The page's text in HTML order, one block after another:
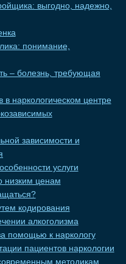
выгодно, надежно,
понимание,
– болезнь, требующая
наркологическом центре
зависимости и
услуги
низким ценам
кодирования
алкоголизма
помощью к наркологу
пациентов наркологии
методикам